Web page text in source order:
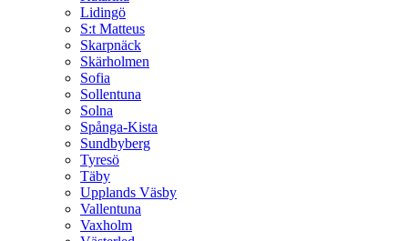
Lidingö
S:t Matteus
Skarpnäck
Skärholmen
Sofia
Sollentuna
Solna
Spånga-Kista
Sundbyberg
Tyresö
Täby
Upplands Väsby
Vallentuna
Vaxholm